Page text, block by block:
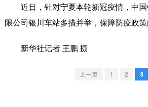
文化产业
天津 河北
近日，针对宁夏本轮新冠疫情，中国
限公司银川车站多措并举，保障防疫政策
新华社记者 王鹏 摄
上一页 1 2 3